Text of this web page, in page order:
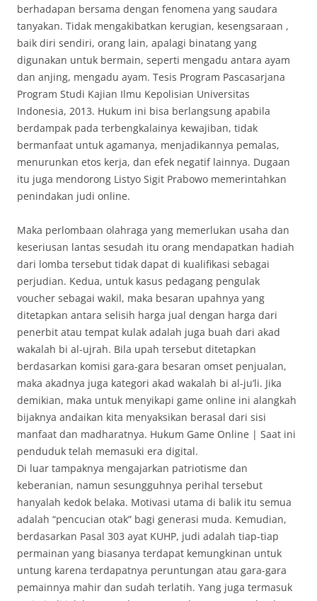
berhadapan bersama dengan fenomena yang saudara
tanyakan. Tidak mengakibatkan kerugian, kesengsaraan ,
baik diri sendiri, orang lain, apalagi binatang yang
digunakan untuk bermain, seperti mengadu antara ayam
dan anjing, mengadu ayam. Tesis Program Pascasarjana
Program Studi Kajian Ilmu Kepolisian Universitas
Indonesia, 2013. Hukum ini bisa berlangsung apabila
berdampak pada terbengkalainya kewajiban, tidak
bermanfaat untuk agamanya, menjadikannya pemalas,
menurunkan etos kerja, dan efek negatif lainnya. Dugaan
itu juga mendorong Listyo Sigit Prabowo memerintahkan
penindakan judi online.
Maka perlombaan olahraga yang memerlukan usaha dan
keseriusan lantas sesudah itu orang mendapatkan hadiah
dari lomba tersebut tidak dapat di kualifikasi sebagai
perjudian. Kedua, untuk kasus pedagang pengulak
voucher sebagai wakil, maka besaran upahnya yang
ditetapkan antara selisih harga jual dengan harga dari
penerbit atau tempat kulak adalah juga buah dari akad
wakalah bi al-ujrah. Bila upah tersebut ditetapkan
berdasarkan komisi gara-gara besaran omset penjualan,
maka akadnya juga kategori akad wakalah bi al-ju’li. Jika
demikian, maka untuk menyikapi game online ini alangkah
bijaknya andaikan kita menyaksikan berasal dari sisi
manfaat dan madharatnya. Hukum Game Online | Saat ini
penduduk telah memasuki era digital.
Di luar tampaknya mengajarkan patriotisme dan
keberanian, namun sesungguhnya perihal tersebut
hanyalah kedok belaka. Motivasi utama di balik itu semua
adalah “pencucian otak” bagi generasi muda. Kemudian,
berdasarkan Pasal 303 ayat KUHP, judi adalah tiap-tiap
permainan yang biasanya terdapat kemungkinan untuk
untung karena terdapatnya peruntungan atau gara-gara
pemainnya mahir dan sudah terlatih. Yang juga termasuk